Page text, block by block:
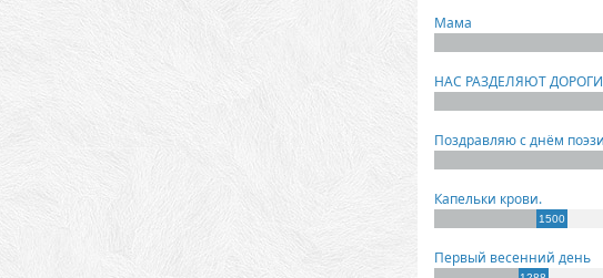
Мама
НАС РАЗДЕЛЯЮТ ДОРОГИ
Капельки крови.
1500
Первый весенний день